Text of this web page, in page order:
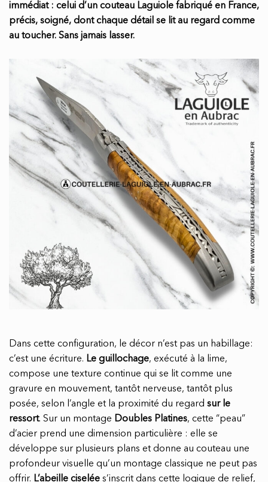
immédiat : celui d’un couteau Laguiole fabriqué en France,
précis, soigné, dont chaque détail se lit au regard comme
au toucher. Sans jamais lasser.
Dans cette configuration, le décor n’est pas un habillage:
c’est une écriture. Le guillochage, exécuté à la lime,
compose une texture continue qui se lit comme une
gravure en mouvement, tantôt nerveuse, tantôt plus
posée, selon l’angle et la proximité du regard sur le
ressort. Sur un montage Doubles Platines, cette “peau”
d’acier prend une dimension particulière : elle se
développe sur plusieurs plans et donne au couteau une
profondeur visuelle qu’un montage classique ne peut pas
offrir. L’abeille ciselée s’inscrit dans cette logique de relief,